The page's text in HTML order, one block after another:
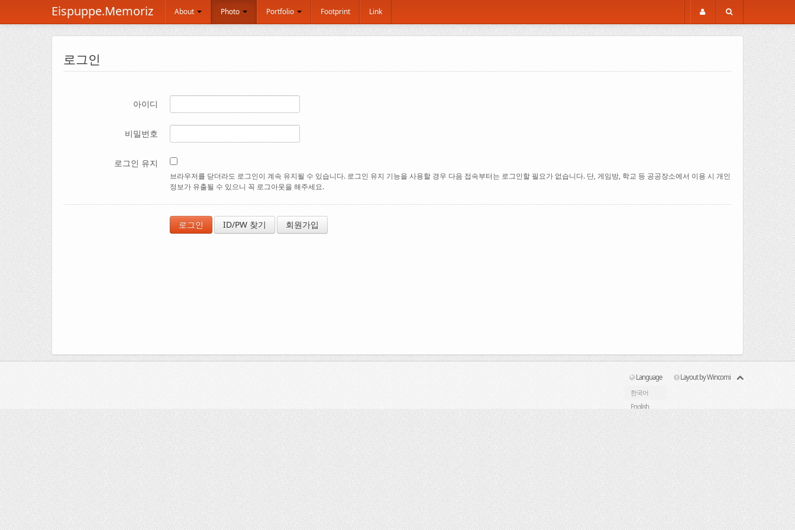
Eispuppe.Memoriz About Photo Portfolio Footprint Link
로그인
아이디
비밀번호
로그인 유지
브라우저를 닫더라도 로그인이 계속 유지될 수 있습니다. 로그인 유지 기능을 사용할 경우 다음 접속부터는 로그인할 필요가 없습니다. 단, 게임방, 학교 등 공공장소에서 이용 시 개인
정보가 유출될 수 있으니 꼭 로그아웃을 해주세요.
ID/PW 찾기 회원가입
Language
한국어
English
Layout by Wincomi